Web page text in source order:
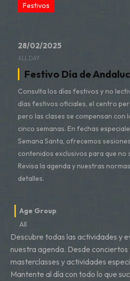
Festivos
28/02/2025
ALL DAY
Festivo Día de
Consulta los días festivos y no
días festivos oficiales, el centro
pero las clases se compensan con
cinco semanas. En fechas
Semana Santa, ofrecemos
contenidos exclusivos para que no
Revisa la agenda y nuestras
detalles.
Age Group
All
Descubre todas las actividades y
nuestra agenda. Desde
masterclasses y actividades
Mantente al día con todo lo que